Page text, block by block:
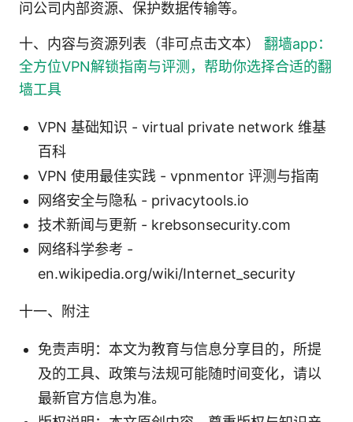
问公司内部资源、保护数据传输等。
十、内容与资源列表（非可点击文本） 翻墙app：
全方位VPN解锁指南与评测，帮助你选择合适的翻
墙工具
VPN 基础知识 - virtual private network 维基
百科
VPN 使用最佳实践 - vpnmentor 评测与指南
网络安全与隐私 - privacytools.io
技术新闻与更新 - krebsonsecurity.com
网络科学参考 -
en.wikipedia.org/wiki/Internet_security
十一、附注
免责声明：本文为教育与信息分享目的，所提
及的工具、政策与法规可能随时间变化，请以
最新官方信息为准。